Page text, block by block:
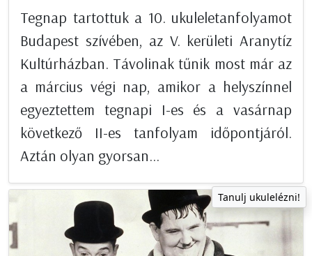
Tegnap tartottuk a 10. ukuleletanfolyamot
Budapest szívében, az V. kerületi Aranytíz
Kultúrházban. Távolinak tűnik most már az
a március végi nap, amikor a helyszínnel
egyeztettem tegnapi I-es és a vasárnap
következő II-es tanfolyam időpontjáról.
Aztán olyan gyorsan...
Tanulj ukulelézni!